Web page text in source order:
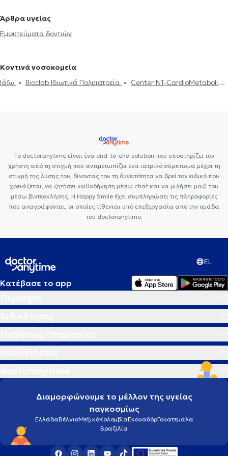
Ορθοδοντικοί στα Καμίνια
Άρθρα υγείας
Εμφυτεύματα δοντιών
Κοντινά νοσοκομεία
Ιάζω
Bioclab Ιδιωτικά Πολυιατρεία
Center NT-CardioMetabolics
Το doctoranytime είναι ένα end-to-end solution που υποστηρίζει τον
χρήστη από τη στιγμή που αντιμετωπίζει ένα ιατρικό σύμπτωμα μέχρι τη
στιγμή της λύσης του, δίνοντας του τη δυνατότητα να βρεί τον ειδικό που
χρειάζεται, να ζητήσει καθοδήγηση μέσω chat και να μιλήσει μαζί του
μέσω βιντεοκλήσης. Η Happy Smile έχει συμπληρώσει τις πληροφορίες
που αναγράφονται, οι οποίες τίθενται υπό επεξεργασία από την ομάδα
του doctoranytime.
EL
Κατέβασε το app
Διαμορφώνουμε το μέλλον της υγείας
παγκοσμίως
ΕλλάδαΒέλγιοΜεξικόΚολομβίαΕκουαδόρΓουατεμάλα
Βραζιλία